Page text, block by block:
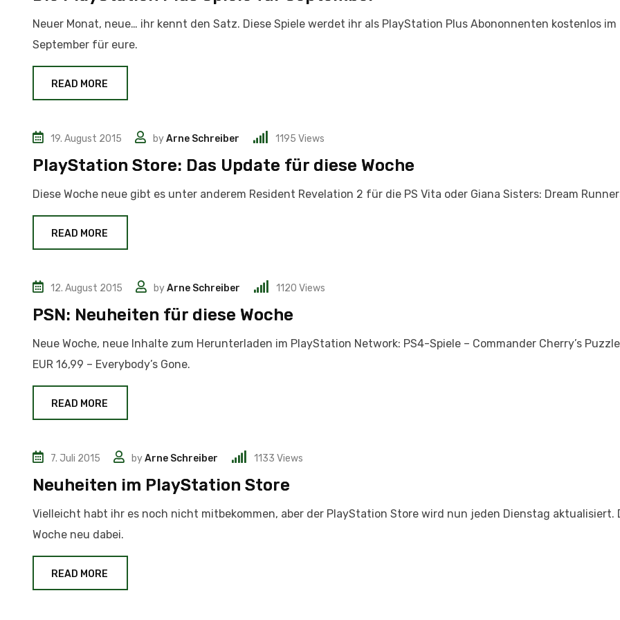
Neuer Monat, neue… ihr kennt den Satz. Diese Spiele werdet ihr als PlayStation Plus Abononnenten kostenlos im
September für eure.
READ MORE
19. August 2015 byArne Schreiber 1195 Views
PlayStation Store: Das Update für diese Woche
Diese Woche neue gibt es unter anderem Resident Revelation 2 für die PS Vita oder Giana Sisters: Dream
READ MORE
12. August 2015 byArne Schreiber 1120 Views
PSN: Neuheiten für diese Woche
Neue Woche, neue Inhalte zum Herunterladen im PlayStation Network: PS4-Spiele – Commander Cherry’s
EUR 16,99 – Everybody’s Gone.
READ MORE
7. Juli 2015 byArne Schreiber 1133 Views
Neuheiten im PlayStation Store
Vielleicht habt ihr es noch nicht mitbekommen, aber der PlayStation Store wird nun jeden Dienstag aktualisiert.
Woche neu dabei.
READ MORE